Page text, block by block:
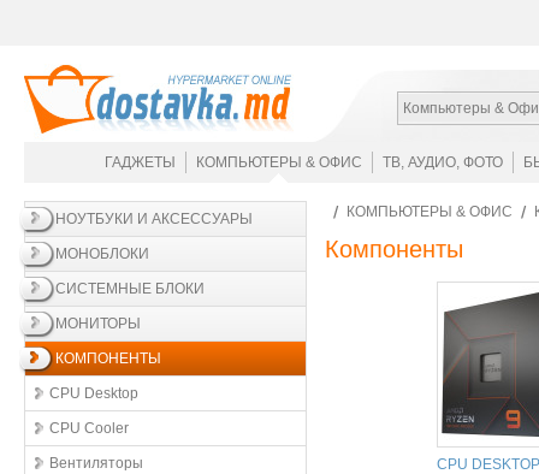
Компьютеры &
ГАДЖЕТЫ КОМПЬЮТЕРЫ & ОФИС ТВ, АУДИО, ФОТО
НОУТБУКИ И АКСЕССУАРЫ
МОНОБЛОКИ
СИСТЕМНЫЕ БЛОКИ
МОНИТОРЫ
КОМПОНЕНТЫ
CPU Desktop
CPU Cooler
Вентиляторы
КОМПЬЮТЕРЫ & ОФИС
Компоненты
CPU DESKTOP